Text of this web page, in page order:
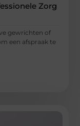
Zorg
gewrichten of
een afspraak te